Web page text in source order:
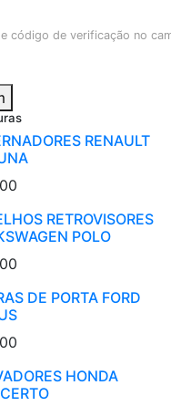
código de verificação no
RENAULT
RETROVISORES
POLO
DE PORTA FORD
HONDA